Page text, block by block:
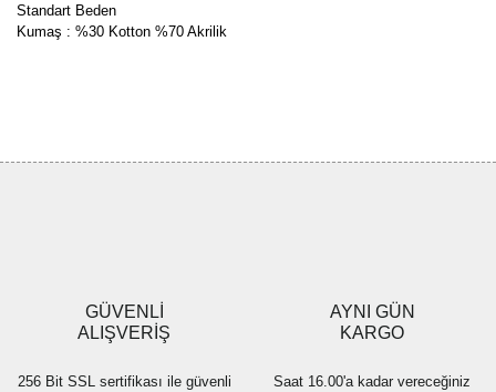
Standart Beden
Kumaş : %30 Kotton %70 Akrilik
Ürün fiyatı diğer sitelerden daha pahalı.
Bu ürüne benzer farklı alternatifler olmalı.
GÜVENLİ
ALIŞVERİŞ
256 Bit SSL sertifikası ile güvenli
AYNI GÜN
KARGO
Saat 16.00'a kadar vereceğiniz